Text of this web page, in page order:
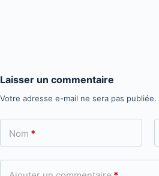
Laisser un commentaire
Votre adresse e-mail ne sera pas publiée.
Nom *